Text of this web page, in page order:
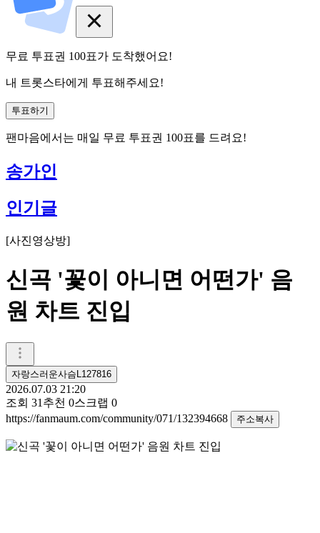
무료 투표권 100표가 도착했어요!
내 트롯스타에게 투표해주세요!
투표하기
팬마음에서는 매일 무료 투표권 100표를 드려요!
송가인
인기글
[사진영상방]
신곡 '꽃이 아니면 어떤가' 음
원 차트 진입
자랑스러운사슴L127816
2026.07.03 21:20
조회 31 추천 0스크랩 0
https://fanmaum.com/community/071/132394668
주소복사